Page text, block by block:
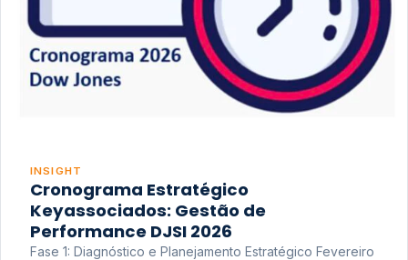
INSIGHT
Cronograma Estratégico
Keyassociados: Gestão de
Performance DJSI 2026
Fase 1: Diagnóstico e Planejamento Estratégico Fevereiro